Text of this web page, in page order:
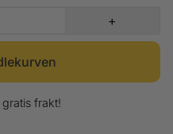
+
frakt!